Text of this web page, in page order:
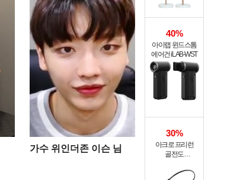
가수 위인더존 이슨 님
40%
아이랩 윈드스톰
에어건 iLAB-WST
30%
아크로 프리런
골전도